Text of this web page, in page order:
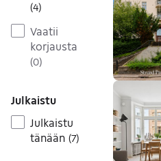
(4)
Vaatii
korjausta
(0)
Julkaistu
Julkaistu
tänään (7)